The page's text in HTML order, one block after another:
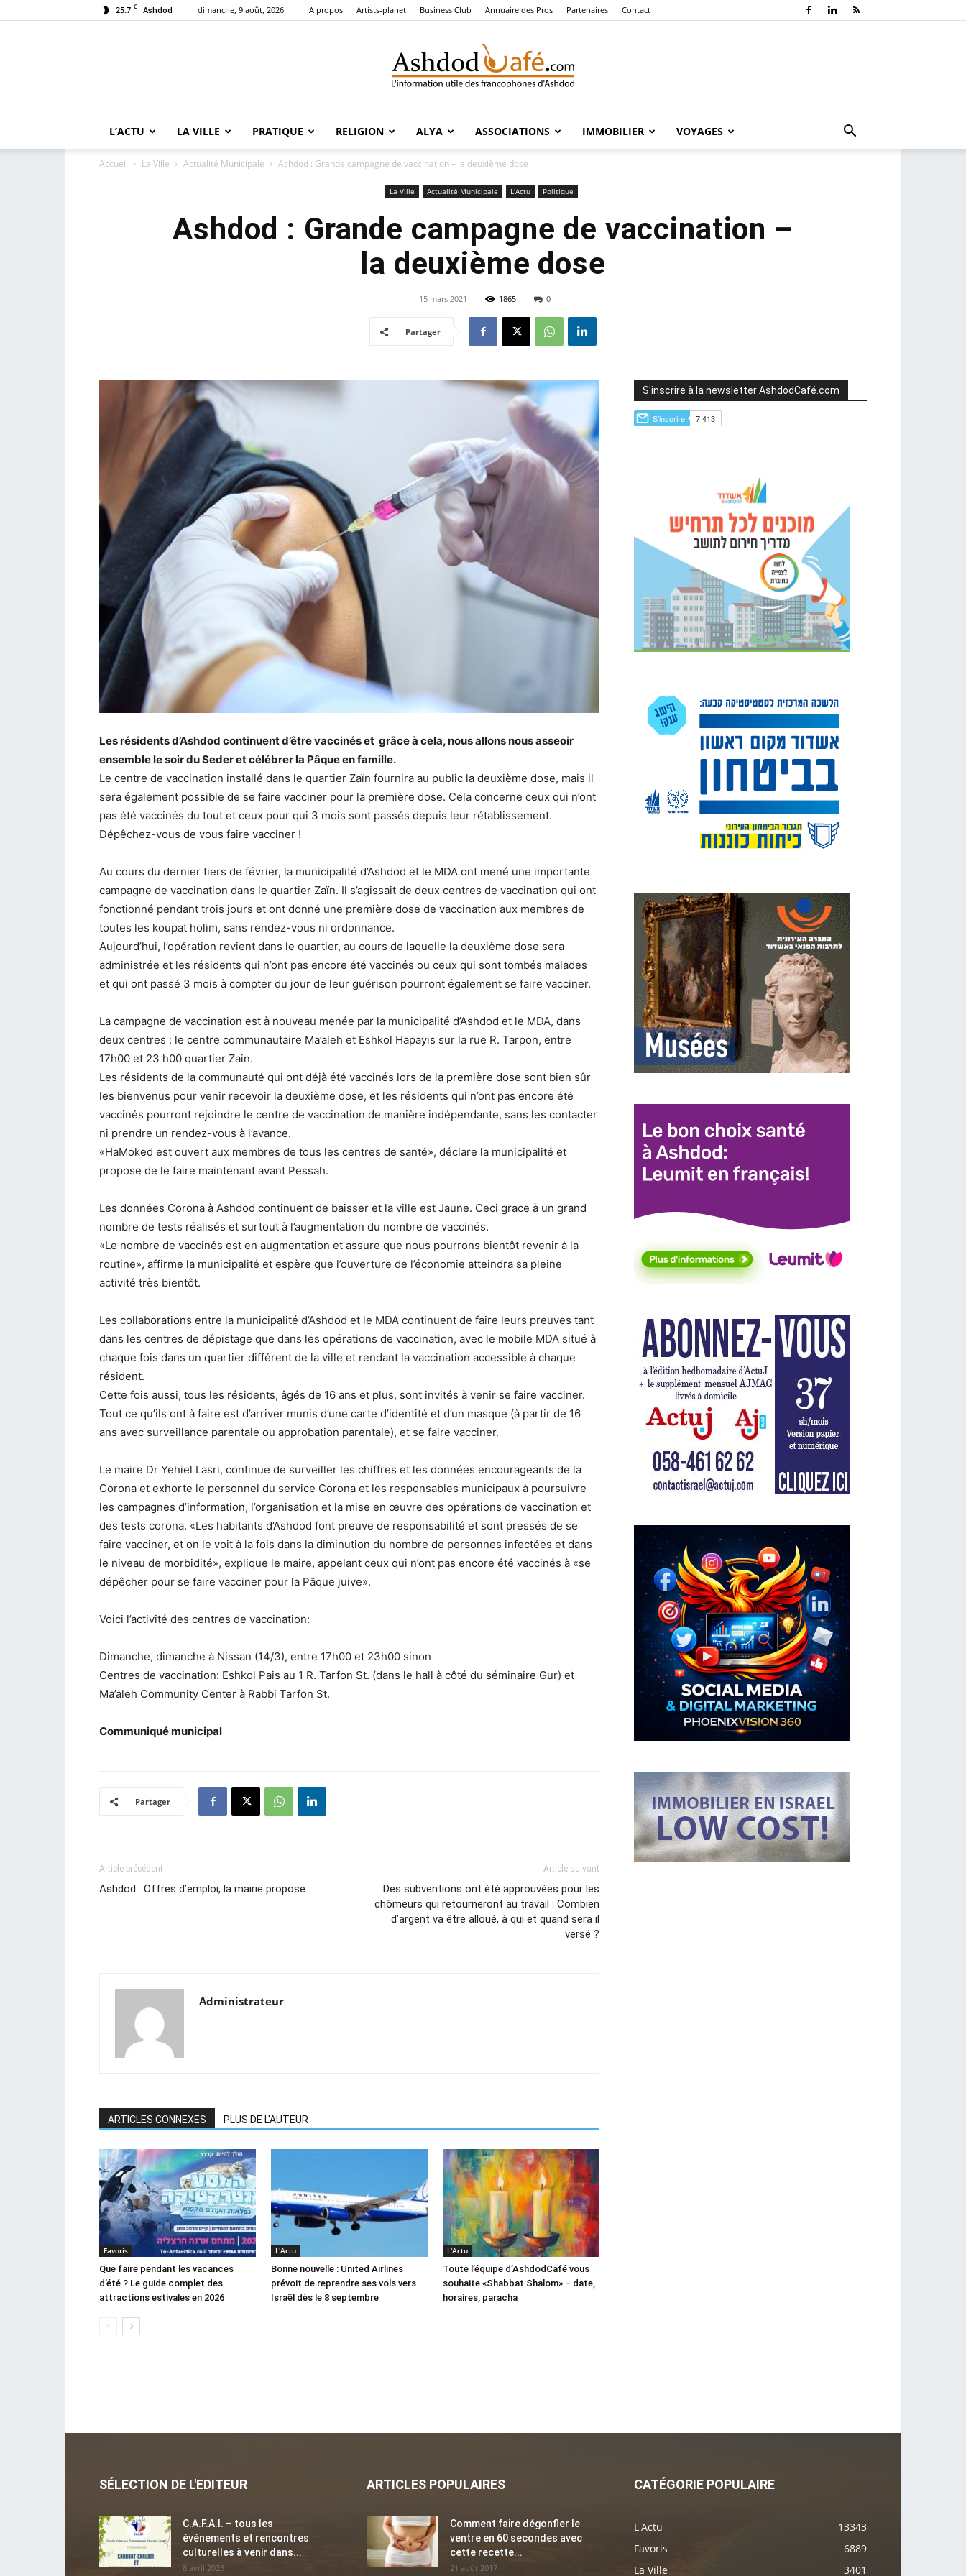
25.7 C Ashdod dimanche, 9 août, 2026 A propos Artists-planet Business Club Annuaire des Pros Partenaires Contact
Café
L’ACTU LA VILLE PRATIQUE RELIGION ALYA ASSOCIATIONS IMMOBILIER VOYAGES
Accueil La Ville Actualité Municipale Ashdod : Grande campagne de vaccination – la deuxième dose
La Ville Actualité Municipale L'Actu Politique
Ashdod : Grande campagne de vaccination –
la deuxième dose
15 mars 2021 1865 0
Partager
Les résidents d’Ashdod continuent d’être vaccinés et grâce à cela, nous allons nous asseoir
ensemble le soir du Seder et célébrer la Pâque en famille.
Le centre de vaccination installé dans le quartier Zaïn fournira au public la deuxième dose, mais il
sera également possible de se faire vacciner pour la première dose. Cela concerne ceux qui n’ont
pas été vaccinés du tout et ceux pour qui 3 mois sont passés depuis leur rétablissement.
Dépêchez-vous de vous faire vacciner !
Au cours du dernier tiers de février, la municipalité d’Ashdod et le MDA ont mené une importante
campagne de vaccination dans le quartier Zaïn. Il s’agissait de deux centres de vaccination qui ont
fonctionné pendant trois jours et ont donné une première dose de vaccination aux membres de
toutes les koupat holim, sans rendez-vous ni ordonnance.
Aujourd’hui, l’opération revient dans le quartier, au cours de laquelle la deuxième dose sera
administrée et les résidents qui n’ont pas encore été vaccinés ou ceux qui sont tombés malades
et qui ont passé 3 mois à compter du jour de leur guérison pourront également se faire vacciner.
La campagne de vaccination est à nouveau menée par la municipalité d’Ashdod et le MDA, dans
deux centres : le centre communautaire Ma’aleh et Eshkol Hapayis sur la rue R. Tarpon, entre
17h00 et 23 h00 quartier Zain.
Les résidents de la communauté qui ont déjà été vaccinés lors de la première dose sont bien sûr
les bienvenus pour venir recevoir la deuxième dose, et les résidents qui n’ont pas encore été
vaccinés pourront rejoindre le centre de vaccination de manière indépendante, sans les contacter
ni prendre un rendez-vous à l’avance.
«HaMoked est ouvert aux membres de tous les centres de santé», déclare la municipalité et
propose de le faire maintenant avant Pessah.
Les données Corona à Ashdod continuent de baisser et la ville est Jaune. Ceci grace à un grand
nombre de tests réalisés et surtout à l’augmentation du nombre de vaccinés.
«Le nombre de vaccinés est en augmentation et assure que nous pourrons bientôt revenir à la
routine», affirme la municipalité et espère que l’ouverture de l’économie atteindra sa pleine
activité très bientôt.
Les collaborations entre la municipalité d’Ashdod et le MDA continuent de faire leurs preuves tant
dans les centres de dépistage que dans les opérations de vaccination, avec le mobile MDA situé à
chaque fois dans un quartier différent de la ville et rendant la vaccination accessible à chaque
résident.
Cette fois aussi, tous les résidents, âgés de 16 ans et plus, sont invités à venir se faire vacciner.
Tout ce qu’ils ont à faire est d’arriver munis d’une carte d’identité et d’un masque (à partir de 16
ans avec surveillance parentale ou approbation parentale), et se faire vacciner.
Le maire Dr Yehiel Lasri, continue de surveiller les chiffres et les données encourageants de la
Corona et exhorte le personnel du service Corona et les responsables municipaux à poursuivre
les campagnes d’information, l’organisation et la mise en œuvre des opérations de vaccination et
des tests corona. «Les habitants d’Ashdod font preuve de responsabilité et sont pressés de se
faire vacciner, et on le voit à la fois dans la diminution du nombre de personnes infectées et dans
le niveau de morbidité», explique le maire, appelant ceux qui n’ont pas encore été vaccinés à «se
dépêcher pour se faire vacciner pour la Pâque juive».
Voici l’activité des centres de vaccination:
Dimanche, dimanche à Nissan (14/3), entre 17h00 et 23h00 sinon
Centres de vaccination: Eshkol Pais au 1 R. Tarfon St. (dans le hall à côté du séminaire Gur) et
Ma’aleh Community Center à Rabbi Tarfon St.
Communiqué municipal
Partager
Article précédent
Ashdod : Offres d’emploi, la mairie propose :
Article suivant
Des subventions ont été approuvées pour les
chômeurs qui retourneront au travail : Combien
d’argent va être alloué, à qui et quand sera il
versé ?
Administrateur
ARTICLES CONNEXES PLUS DE L'AUTEUR
Favoris
Que faire pendant les vacances
d’été ? Le guide complet des
attractions estivales en 2026
L'Actu
Bonne nouvelle : United Airlines
prévoit de reprendre ses vols vers
Israël dès le 8 septembre
L'Actu
Toute l’équipe d’AshdodCafé vous
souhaite «Shabbat Shalom» – date,
horaires, paracha
S'inscrire à la newsletter AshdodCafé.com
SÉLECTION DE L'EDITEUR
C.A.F.A.I. – tous les
événements et rencontres
culturelles à venir dans...
8 avril 2023
ARTICLES POPULAIRES
Comment faire dégonfler le
ventre en 60 secondes avec
cette recette...
21 août 2017
CATÉGORIE POPULAIRE
L'Actu
13343
Favoris
6889
La Ville
3401